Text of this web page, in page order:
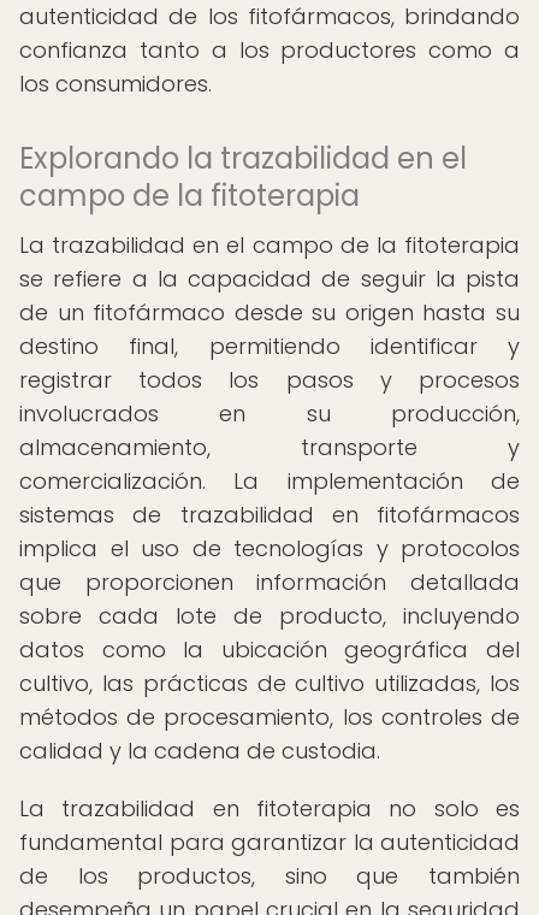
autenticidad de los fitofármacos, brindando
confianza tanto a los productores como a
los consumidores.
Explorando la trazabilidad en el
campo de la fitoterapia
La trazabilidad en el campo de la fitoterapia
se refiere a la capacidad de seguir la pista
de un fitofármaco desde su origen hasta su
destino final, permitiendo identificar y
registrar todos los pasos y procesos
involucrados en su producción,
almacenamiento, transporte y
comercialización. La implementación de
sistemas de trazabilidad en fitofármacos
implica el uso de tecnologías y protocolos
que proporcionen información detallada
sobre cada lote de producto, incluyendo
datos como la ubicación geográfica del
cultivo, las prácticas de cultivo utilizadas, los
métodos de procesamiento, los controles de
calidad y la cadena de custodia.
La trazabilidad en fitoterapia no solo es
fundamental para garantizar la autenticidad
de los productos, sino que también